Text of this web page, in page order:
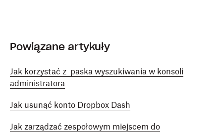
Powiązane artykuły
Jak korzystać z paska wyszukiwania w konsoli
administratora
Jak usunąć konto Dropbox Dash
Jak zarządzać zespołowym miejscem do